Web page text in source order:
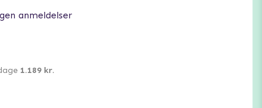
anmeldelser
1.189 kr.